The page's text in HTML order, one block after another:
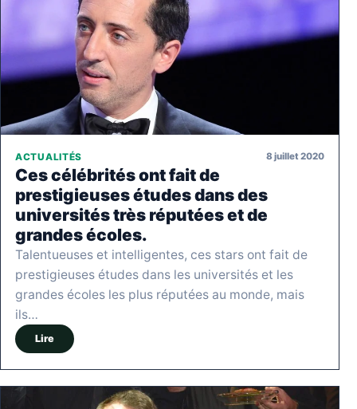
ACTUALITÉS 8 juillet 2020
Ces célébrités ont fait de
prestigieuses études dans des
universités très réputées et de
grandes écoles.
Talentueuses et intelligentes, ces stars ont fait de
prestigieuses études dans les universités et les
grandes écoles les plus réputées au monde, mais
ils…
Lire